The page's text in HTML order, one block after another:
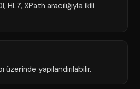
HL7, XPath aracılığıyla ikili
yapılandırılabilir.